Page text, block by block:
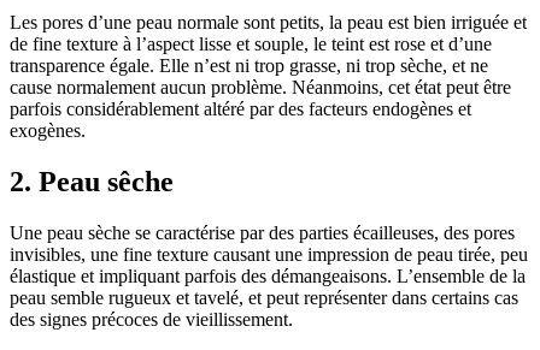
Les pores d’une peau normale sont petits, la peau est bien irriguée et
de fine texture à l’aspect lisse et souple, le teint est rose et d’une
transparence égale. Elle n’est ni trop grasse, ni trop sèche, et ne
cause normalement aucun problème. Néanmoins, cet état peut être
parfois considérablement altéré par des facteurs endogènes et
exogènes.
2. Peau sêche
Une peau sèche se caractérise par des parties écailleuses, des pores
invisibles, une fine texture causant une impression de peau tirée, peu
élastique et impliquant parfois des démangeaisons. L’ensemble de la
peau semble rugueux et tavelé, et peut représenter dans certains cas
des signes précoces de vieillissement.